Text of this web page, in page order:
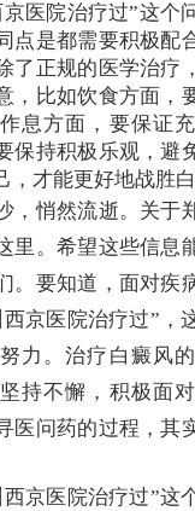
医院治疗过”这个
点是都需要积极配
了正规的医学治疗
，比如饮食方面，
息方面，要保证
保持积极乐观，避
，才能更好地战胜白
，悄然流逝。关于
里。希望这些信息
。要知道，面对疾
京医院治疗过”，
力。治疗白癜风
持不懈，积极面
医问药的过程，其
京医院治疗过”这